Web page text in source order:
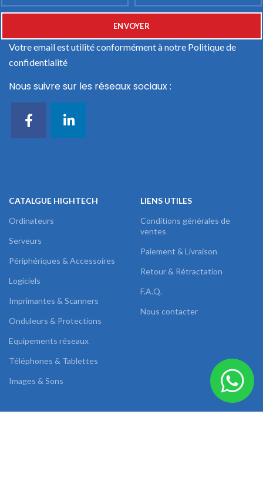
Votre email est utilité conformément à notre Politique de
confidentialité
Nous suivre sur les réseaux sociaux :
CATALGUE HIGHTECH
Ordinateurs
Serveurs
Périphériques & Accessoires
Logiciels
Imprimantes & Scanners
Onduleurs & Protections
Equipements réseaux
Téléphones & Tablettes
Images & Sons
LIENS UTILES
Conditions générales de
ventes
Paiement & Livraison
Retour & Rétractation
F.A.Q.
Nous contacter